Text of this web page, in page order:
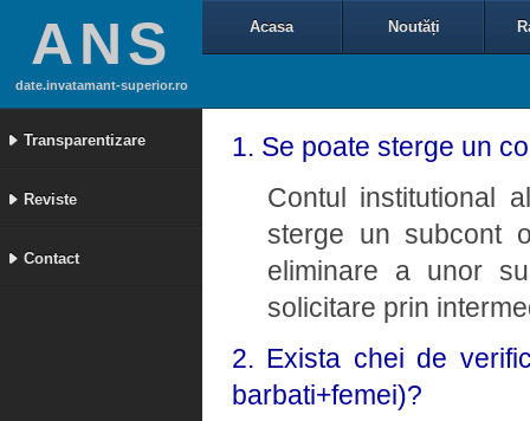
ANS
date.invatamant-superior.ro
Transparentizare
Reviste
Contact
Acasa Noutăți
1. Se poate sterge un
Contul institutional
sterge un subcont
eliminare a unor
solicitare prin
2. Exista chei de
barbati+femei)?